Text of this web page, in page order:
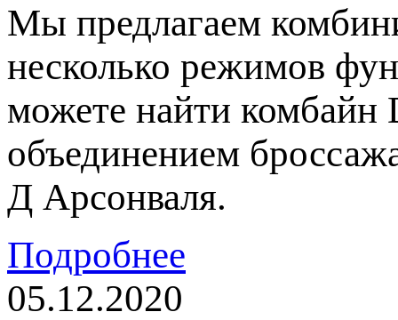
Мы предлагаем
несколько режимов
можете найти комбайн
объединением
Д Арсонваля.
Подробнее
05.12.2020